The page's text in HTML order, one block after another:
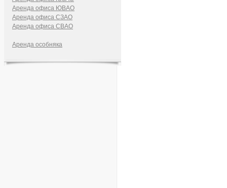
Аренда офиса ЮВАО
Аренда офиса СЗАО
Аренда офиса СВАО
Аренда особняка